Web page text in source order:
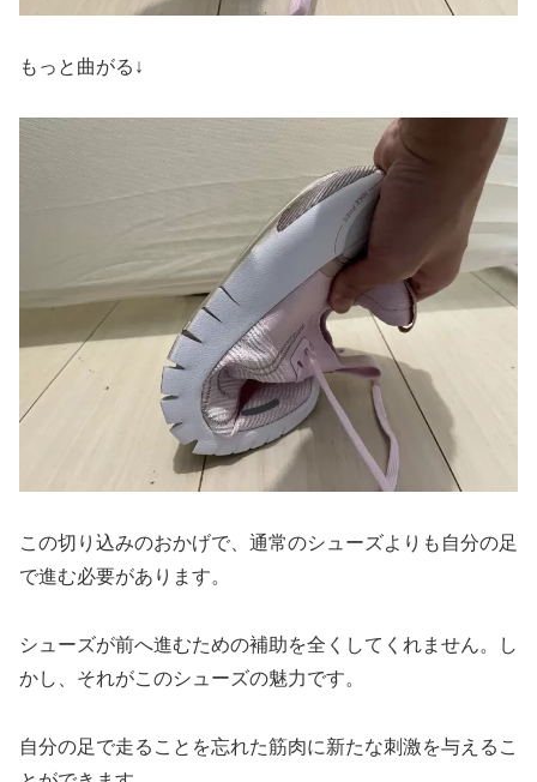
もっと曲がる↓
この切り込みのおかげで、通常のシューズよりも自分の足
で進む必要があります。
シューズが前へ進むための補助を全くしてくれません。し
かし、それがこのシューズの魅力です。
自分の足で走ることを忘れた筋肉に新たな刺激を与えるこ